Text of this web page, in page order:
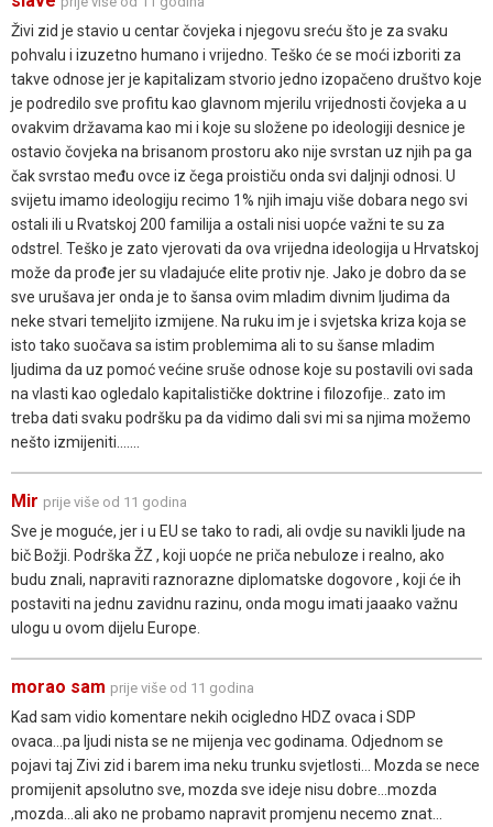
Živi zid je stavio u centar čovjeka i njegovu sreću što je za svaku
pohvalu i izuzetno humano i vrijedno. Teško će se moći izboriti za
takve odnose jer je kapitalizam stvorio jedno izopačeno društvo koje
je podredilo sve profitu kao glavnom mjerilu vrijednosti čovjeka a u
ovakvim državama kao mi i koje su složene po ideologiji desnice je
ostavio čovjeka na brisanom prostoru ako nije svrstan uz njih pa ga
čak svrstao među ovce iz čega proističu onda svi daljnji odnosi. U
svijetu imamo ideologiju recimo 1% njih imaju više dobara nego svi
ostali ili u Rvatskoj 200 familija a ostali nisi uopće važni te su za
odstrel. Teško je zato vjerovati da ova vrijedna ideologija u Hrvatskoj
može da prođe jer su vladajuće elite protiv nje. Jako je dobro da se
sve urušava jer onda je to šansa ovim mladim divnim ljudima da
neke stvari temeljito izmijene. Na ruku im je i svjetska kriza koja se
isto tako suočava sa istim problemima ali to su šanse mladim
ljudima da uz pomoć većine sruše odnose koje su postavili ovi sada
na vlasti kao ogledalo kapitalističke doktrine i filozofije.. zato im
treba dati svaku podršku pa da vidimo dali svi mi sa njima možemo
nešto izmijeniti.......
Mir prije više od 11 godina
Sve je moguće, jer i u EU se tako to radi, ali ovdje su navikli ljude na
bič Božji. Podrška ŽZ , koji uopće ne priča nebuloze i realno, ako
budu znali, napraviti raznorazne diplomatske dogovore , koji će ih
postaviti na jednu zavidnu razinu, onda mogu imati jaaako važnu
ulogu u ovom dijelu Europe.
morao sam prije više od 11 godina
Kad sam vidio komentare nekih ocigledno HDZ ovaca i SDP
ovaca...pa ljudi nista se ne mijenja vec godinama. Odjednom se
pojavi taj Zivi zid i barem ima neku trunku svjetlosti... Mozda se nece
promijenit apsolutno sve, mozda sve ideje nisu dobre...mozda
,mozda...ali ako ne probamo napravit promjenu necemo znat...